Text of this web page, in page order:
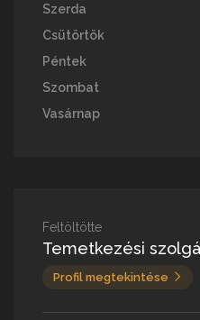
Szerda
Csütörtök
Péntek
Szombat
Vasárnap
Feltöltötte
Temetkezési
Profil megtekintése